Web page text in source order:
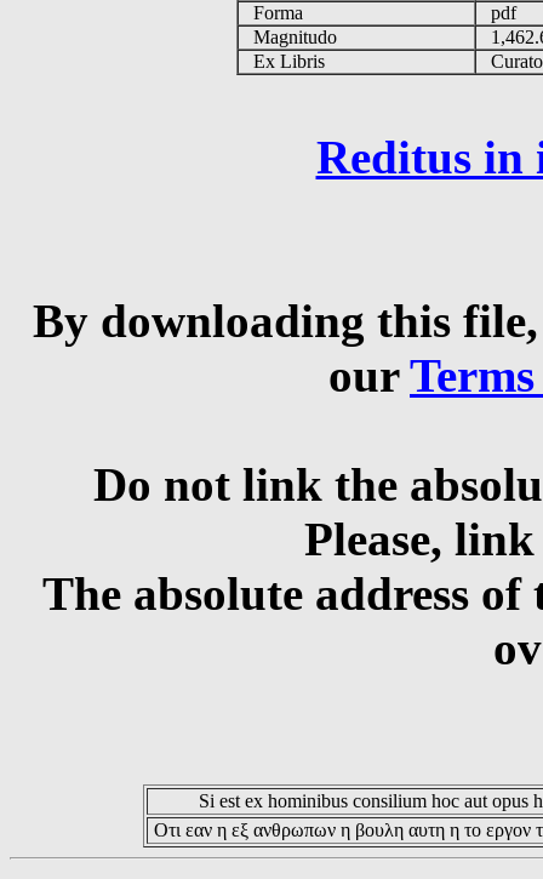
Forma
pdf
Magnitudo
Ex Libris
Reditus in
By downloading this
our
Do not link the
Please,
The absolute address
Si est ex hominibus consilium hoc aut opus
Οτι εαν η εξ ανθρωπων η βουλη αυτη η το εργον